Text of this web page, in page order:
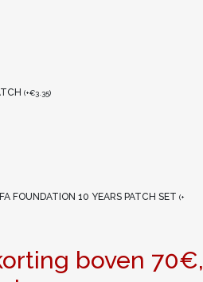
(+€3.35)
FOUNDATION 10 YEARS PATCH SET(+
boven 70€,